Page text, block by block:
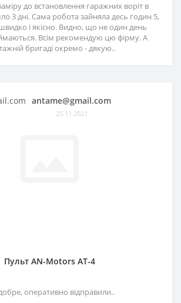
до встановлення гаражних воріт в
3 дні. Сама робота зайняла десь годин 5,
і якісно. Видно, що не один день
Всім рекомендую цю фірму. А
бригаді окремо - дякую..
antame@gmail.com
25.11.2021
Пульт AN-Motors AT-4
оперативно відправили..